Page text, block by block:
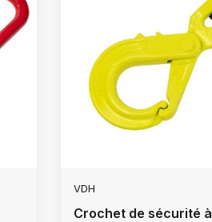
VDH
Crochet de sécurité à